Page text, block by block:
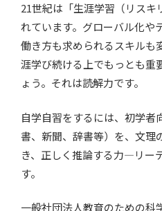
21世紀は「生涯学習（リスキ
れています。グローバル化や
働き方も求められるスキルも
涯学び続ける上でもっとも重
ょう。それは読解力です。
自学自習をするには、初学者
書、新聞、辞書等）を、文理
き、正しく推論する力―リー
す。
一般社団法人教育のための科